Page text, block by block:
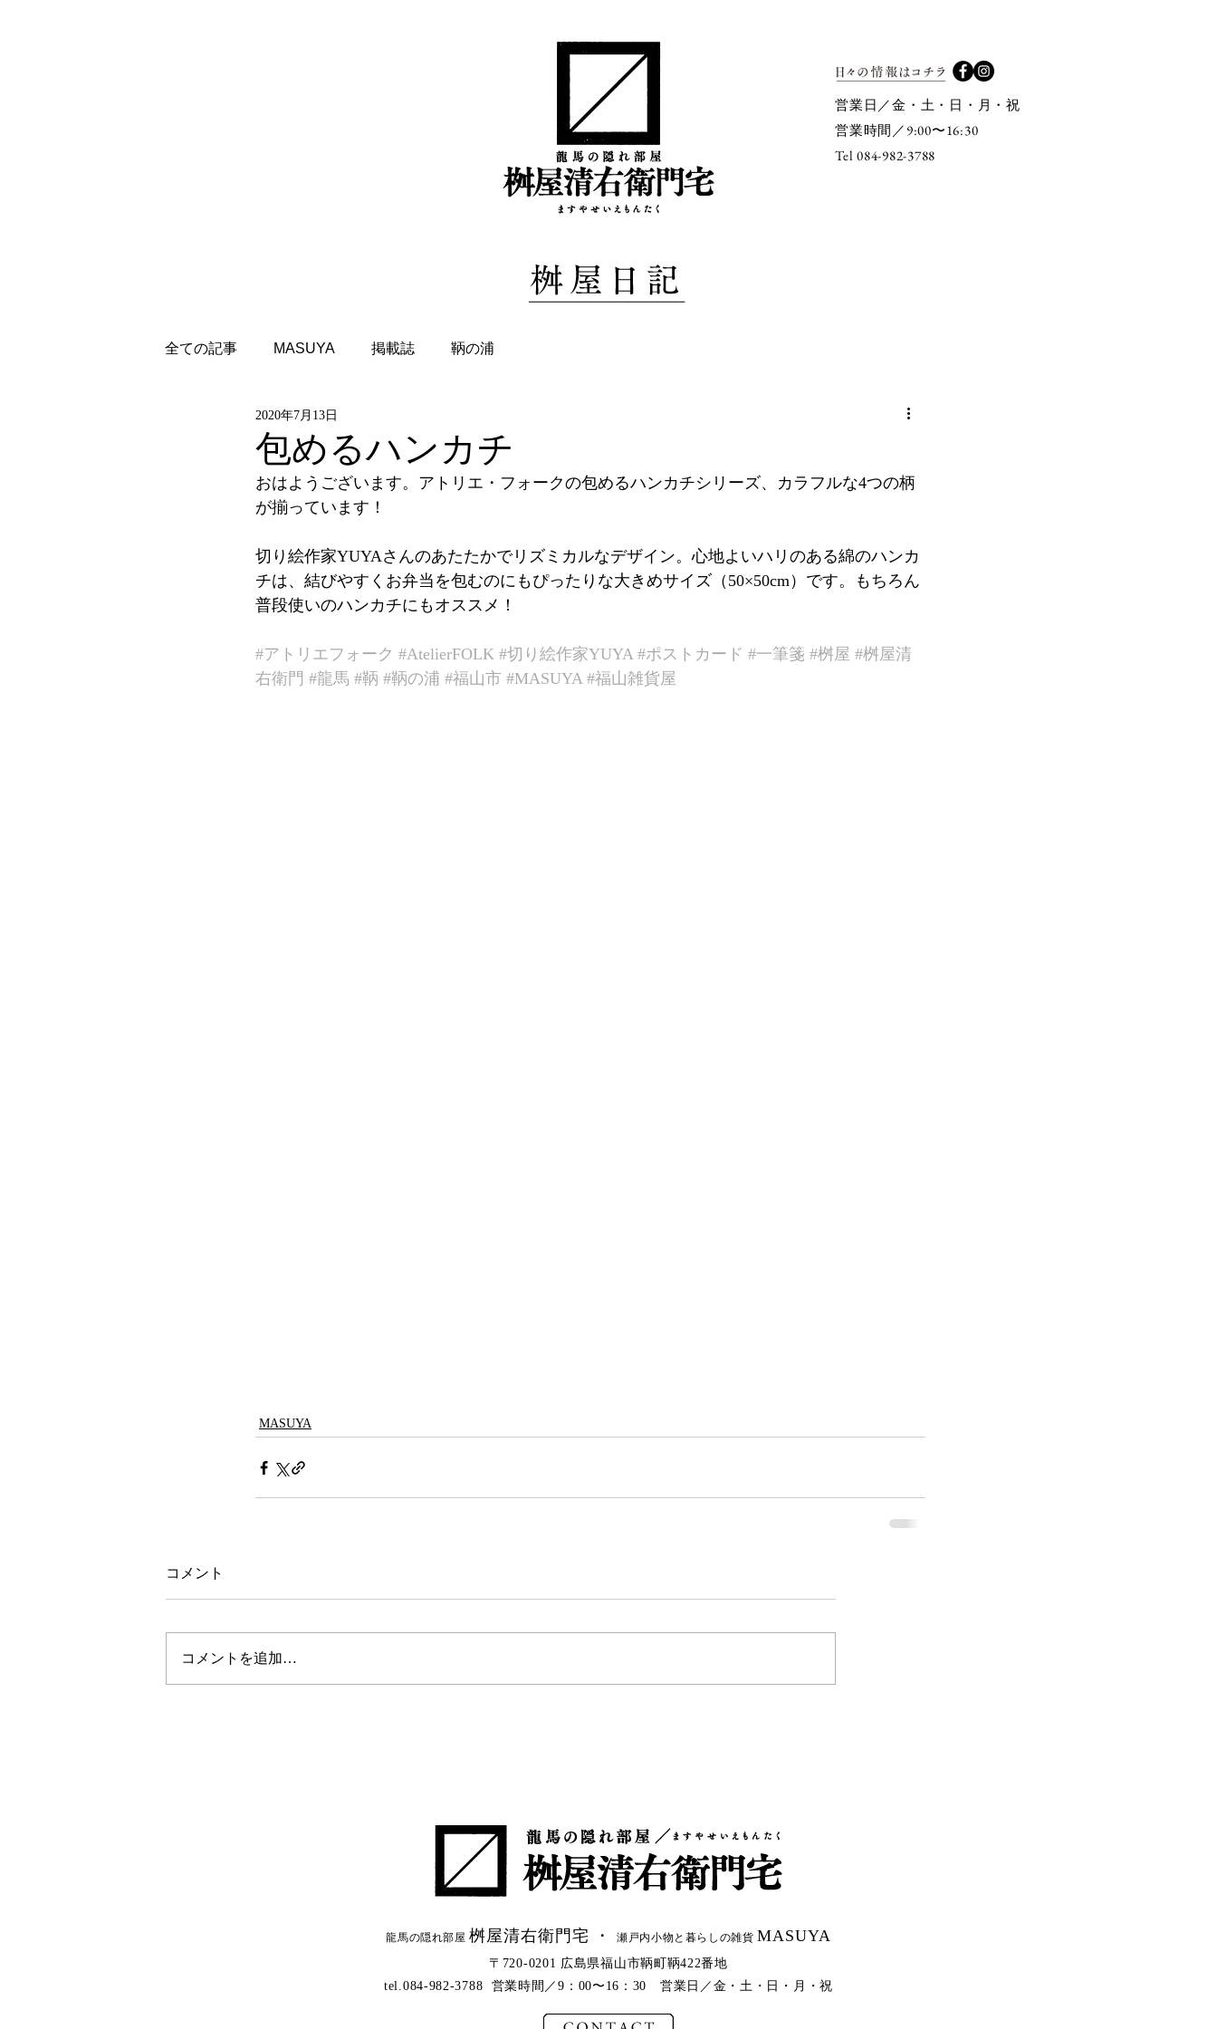
営業日／金・土・日・月・祝
営業時間／ 9:00〜16:30
Tel 084-982-3788
全ての記事 MASUYA 掲載誌 鞆の浦
包めるハンカチ
2020年7月13日
おはようございます。アトリエ・フォークの包めるハンカチシリーズ、カラフルな4つの柄
が揃っています！
切り絵作家YUYAさんのあたたかでリズミカルなデザイン。心地よいハリのある綿のハンカ
チは、結びやすくお弁当を包むのにもぴったりな大きめサイズ（50×50cm）です。もちろん
普段使いのハンカチにもオススメ！
#アトリエフォーク #AtelierFOLK #切り絵作家YUYA #ポストカード #一筆箋 #桝屋 #桝屋清
右衛門 #龍馬 #鞆 #鞆の浦 #福山市 #MASUYA #福山雑貨屋
MASUYA
コメント
コメントを追加…
龍馬の隠れ部屋桝屋清右衛門宅 ・瀬戸内小物と暮らしの雑貨MASUYA
〒720-0201 広島県福山市鞆町鞆422番地
tel.084-982-3788 営業時間／9：00〜16：30 営業日／金・土・日・月・祝